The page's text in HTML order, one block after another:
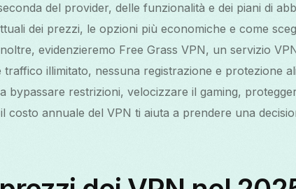
del provider, delle funzionalità e dei piani di
dei prezzi, le opzioni più economiche e come
evidenzieremo Free Grass VPN, un servizio
illimitato, nessuna registrazione e protezione
bypassare restrizioni, velocizzare il gaming,
costo annuale del VPN ti aiuta a prendere una